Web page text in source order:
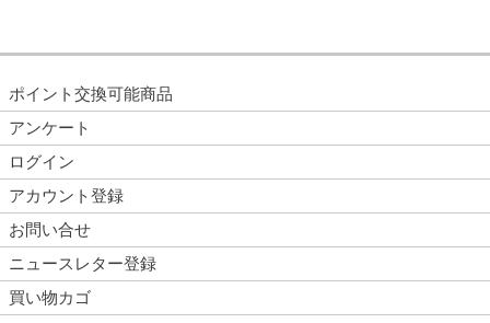
ポイント交換可能商品
アンケート
ログイン
アカウント登録
お問い合せ
ニュースレター登録
買い物カゴ